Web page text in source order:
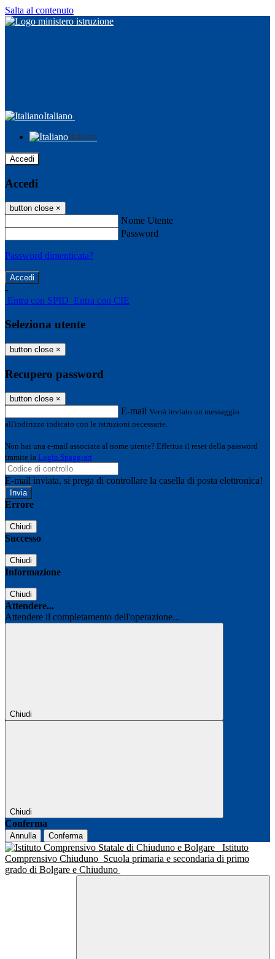
Salta al contenuto
Italiano
Italiano
Accedi
Accedi
button close ×
Nome Utente
Password
Password dimenticata?
-
Entra con SPID Entra con CIE
Seleziona utente
button close ×
Recupero password
button close ×
E-mail Verrà inviato un messaggio
all'indirizzo indicato con le istruzioni necessarie.
Non hai una e-mail associata al nome utente? Effettua il reset della password
tramite la Login Spaggiari
E-mail inviata, si prega di controllare la casella di posta elettronica!
Errore
Chiudi
Successo
Chiudi
Informazione
Chiudi
Attendere...
Attendere il completamento dell'operazione...
Chiudi
Chiudi
Conferma
Annulla Conferma
Istituto
Comprensivo Chiuduno Scuola primaria e secondaria di primo
grado di Bolgare e Chiuduno